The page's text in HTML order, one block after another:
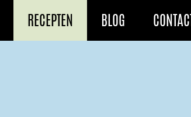
RECEPTEN BLOG